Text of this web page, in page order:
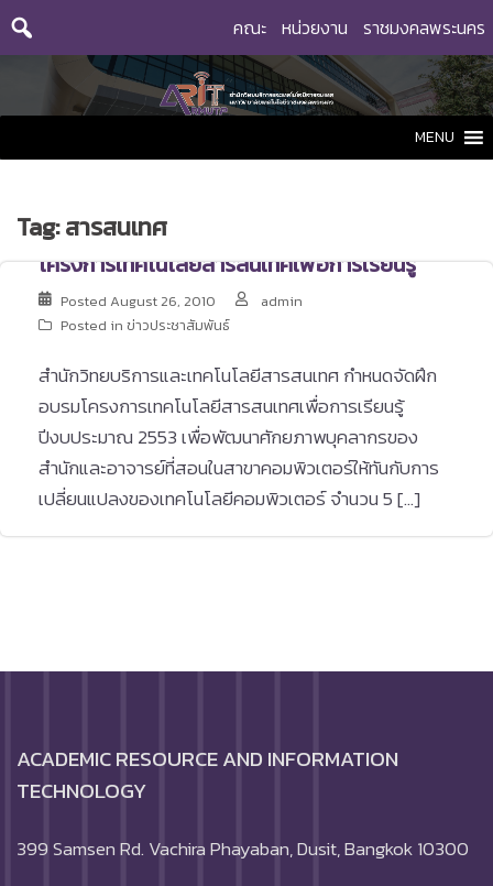
Skip
คณะ หน่วยงาน ราชมงคลพระนคร
MENU
Tag:สารสนเทศ
โครงการเทคโนโลยีสารสนเทศเพื่อการเรียนรู้
Posted August 26, 2010
admin
Posted in ข่าวประชาสัมพันธ์
สำนักวิทยบริการและเทคโนโลยีสารสนเทศ กำหนดจัดฝึก
อบรมโครงการเทคโนโลยีสารสนเทศเพื่อการเรียนรู้
ปีงบประมาณ 2553 เพื่อพัฒนาศักยภาพบุคลากรของ
สำนักและอาจารย์ที่สอนในสาขาคอมพิวเตอร์ให้ทันกับการ
เปลี่ยนแปลงของเทคโนโลยีคอมพิวเตอร์ จำนวน 5 […]
ACADEMIC RESOURCE AND INFORMATION
TECHNOLOGY
399 Samsen Rd. Vachira Phayaban, Dusit, Bangkok 10300